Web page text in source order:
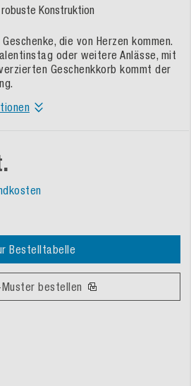
Konstruktion
die von Herzen kommen.
oder weitere Anlässe, mit
Geschenkkorb kommt der
Bestelltabelle
bestellen